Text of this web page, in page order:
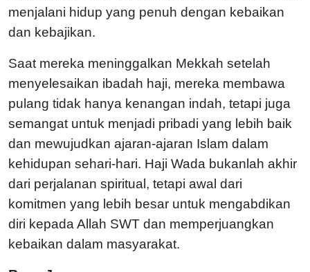
menjalani hidup yang penuh dengan kebaikan
dan kebajikan.
Saat mereka meninggalkan Mekkah setelah
menyelesaikan ibadah haji, mereka membawa
pulang tidak hanya kenangan indah, tetapi juga
semangat untuk menjadi pribadi yang lebih baik
dan mewujudkan ajaran-ajaran Islam dalam
kehidupan sehari-hari. Haji Wada bukanlah akhir
dari perjalanan spiritual, tetapi awal dari
komitmen yang lebih besar untuk mengabdikan
diri kepada Allah SWT dan memperjuangkan
kebaikan dalam masyarakat.